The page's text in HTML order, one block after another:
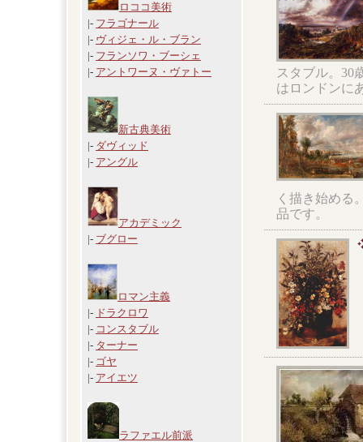
ロココ美術
|- フラゴナール
|- ヴィジェ・ル・ブラン
|- フランソワ・ブーシェ
|- アントワーヌ・ヴァトー
新古典美術
|- ダヴィッド
|- アングル
アカデミック
|- ブグロー
ロマン主義
|- ドラクロワ
|- コンスタブル
|- ターナー
|- ゴヤ
|- アイエツ
ラファエル前派
スタブル。30
はロンドンに
く描き始める
品です。